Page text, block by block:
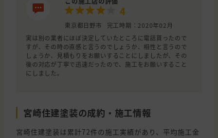
4
東京都日野市
完工時期：2020年02月
実は別の業者にほぼ決定していたところに電話貰ったので
すが、その時の直感と言うのでしょうか、相性と言うので
しょうか、見積もりをお願いすることにしましたが、その
後の対応が丁寧で迅速だったので、施工をお願いすること
にしました。
宮崎住建塗装の成約・施工情報
宮崎住建塗装は累計72件の施工実績があり、平均施工金